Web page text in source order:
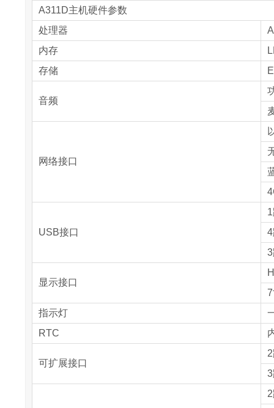
A311D主机硬件参数
处理器
内存
存储
音频
网络接口
USB接口
显示接口
指示灯
RTC
可扩展接口